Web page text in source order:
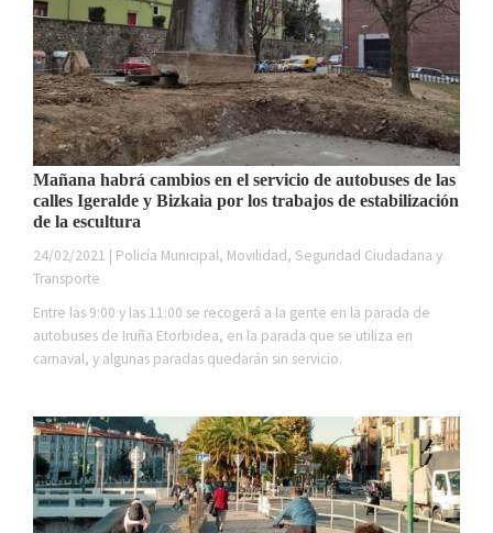
Mañana habrá cambios en el servicio de autobuses de las
calles Igeralde y Bizkaia por los trabajos de estabilización
de la escultura
24/02/2021 | Policía Municipal, Movilidad, Seguridad Ciudadana y
Transporte
Entre las 9:00 y las 11:00 se recogerá a la gente en la parada de
autobuses de Iruña Etorbidea, en la parada que se utiliza en
carnaval, y algunas paradas quedarán sin servicio.